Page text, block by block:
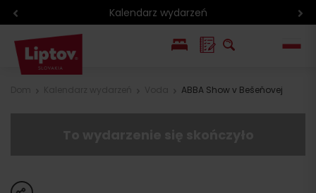
Kalendarz wydarzeń
ABBA Show v Bešeňovej
share